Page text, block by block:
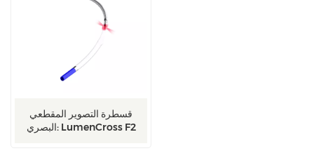
قسطرة التصوير المقطعي
البصري: LumenCross F2